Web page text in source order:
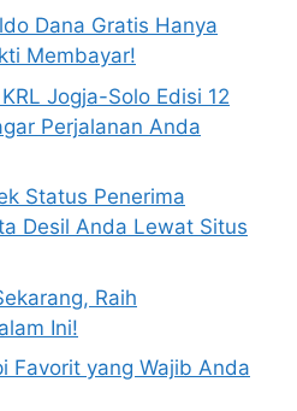
Dana Gratis Hanya
Membayar!
Jogja-Solo Edisi 12
Perjalanan Anda
Status Penerima
Desil Anda Lewat Situs
Raih
Ini!
Favorit yang Wajib Anda